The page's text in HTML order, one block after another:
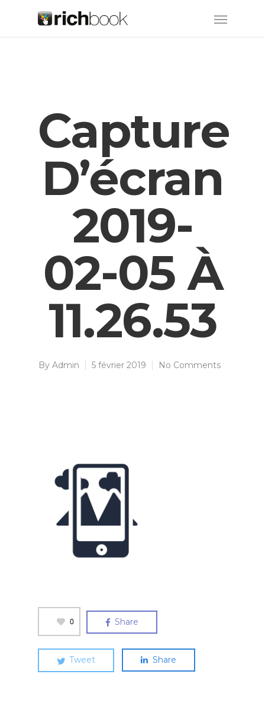
Capture
D’écran
2019-
02-05 À
11.26.53
By Admin 5 février 2019 No Comments
0 Share
Tweet Share